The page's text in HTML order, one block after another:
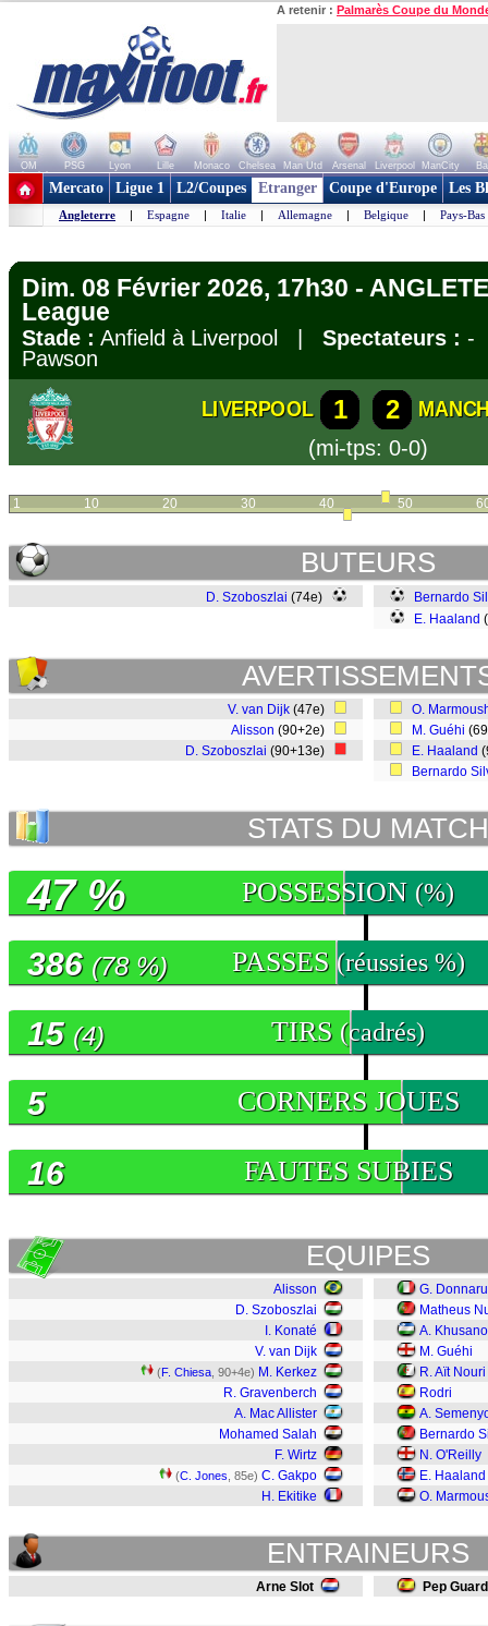
A retenir : Palmarès Coupe du
OM PSG Lyon Lille Monaco Chelsea Man Utd Arsenal Liverpool ManCity
+ de clubs
Mercato Ligue 1 L2/Coupes Etranger Coupe d'Europe Les
Angleterre | Espagne | Italie | Allemagne | Belgique | Pays-Bas
Dim. 08 Février 2026, 17h30 -
League
Stade : Anfield à Liverpool | Spectateurs :
Pawson
LIVERPOOL 1 2
(mi-tps: 0-0)
1 10 20 30 40 50
BUTEURS
D. Szoboszlai (74e)
Bernardo
E. Haaland
V. van Dijk (47e)
Alisson (90+2e)
D. Szoboszlai (90+13e)
O.
M. Guéhi
E. Haaland
Bernardo
STATS DU MATCH
POSSESSION (%)
47 %
PASSES (réussies %)
386 (78 %)
TIRS (cadrés)
15 (4)
CORNERS JOUES
5
FAUTES SUBIES
16
EQUIPES
Alisson
D. Szoboszlai
I. Konaté
V. van Dijk
(F. Chiesa , 90+4e) M. Kerkez
R. Gravenberch
A. Mac Allister
Mohamed Salah
F. Wirtz
(C. Jones , 85e) C. Gakpo
H. Ekitike
G.
Matheus
A.
M. Guéhi
R. Aït Nouri
Rodri
A.
Bernardo
N. O'Reilly
E. Haaland
O.
ENTRAINEURS
Arne Slot Pep